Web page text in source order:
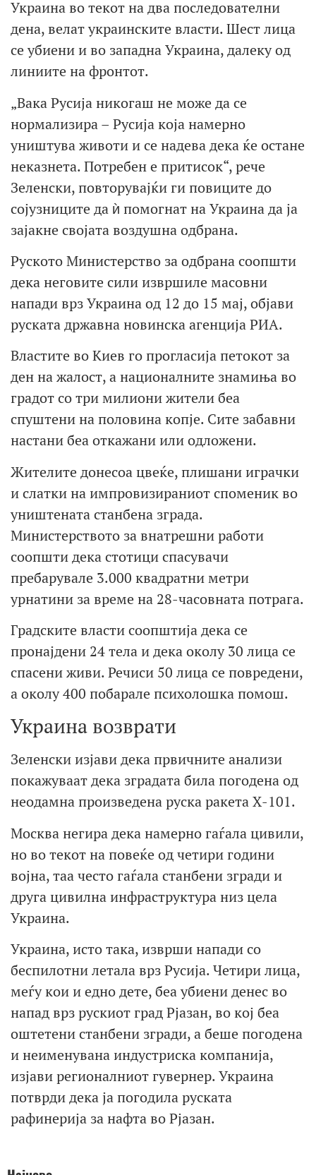
Украина во текот на два последователни
дена, велат украинските власти. Шест лица
се убиени и во западна Украина, далеку од
линиите на фронтот.
„Вака Русија никогаш не може да се
нормализира – Русија која намерно
уништува животи и се надева дека ќе остане
неказнета. Потребен е притисок“, рече
Зеленски, повторувајќи ги повиците до
сојузниците да ѝ помогнат на Украина да ја
зајакне својата воздушна одбрана.
Руското Министерство за одбрана соопшти
дека неговите сили извршиле масовни
напади врз Украина од 12 до 15 мај, објави
руската државна новинска агенција РИА.
Властите во Киев го прогласија петокот за
ден на жалост, а националните знамиња во
градот со три милиони жители беа
спуштени на половина копје. Сите забавни
настани беа откажани или одложени.
Жителите донесоа цвеќе, плишани играчки
и слатки на импровизираниот споменик во
уништената станбена зграда.
Министерството за внатрешни работи
соопшти дека стотици спасувачи
пребарувале 3.000 квадратни метри
урнатини за време на 28-часовната потрага.
Градските власти соопштија дека се
пронајдени 24 тела и дека околу 30 лица се
спасени живи. Речиси 50 лица се повредени,
а околу 400 побарале психолошка помош.
Украина возврати
Зеленски изјави дека првичните анализи
покажуваат дека зградата била погодена од
неодамна произведена руска ракета Х-101.
Москва негира дека намерно гаѓала цивили,
но во текот на повеќе од четири години
војна, таа често гаѓала станбени згради и
друга цивилна инфраструктура низ цела
Украина.
Украина, исто така, изврши напади со
беспилотни летала врз Русија. Четири лица,
меѓу кои и едно дете, беа убиени денес во
напад врз рускиот град Рјазан, во кој беа
оштетени станбени згради, а беше погодена
и неименувана индустриска компанија,
изјави регионалниот гувернер. Украина
потврди дека ја погодила руската
рафинерија за нафта во Рјазан.